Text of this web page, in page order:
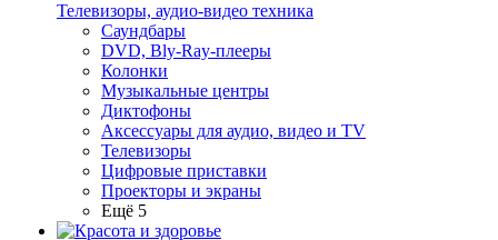
Телевизоры, аудио-видео техника
Саундбары
DVD, Bly-Ray-плееры
Колонки
Музыкальные центры
Диктофоны
Аксессуары для аудио, видео и TV
Телевизоры
Цифровые приставки
Проекторы и экраны
Ещё 5